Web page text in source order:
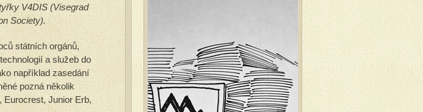
V4DIS (Visegrad
Society).
státních orgánů,
a služeb do
například zasedání
pozná několik
Eurocrest, Junior Erb,